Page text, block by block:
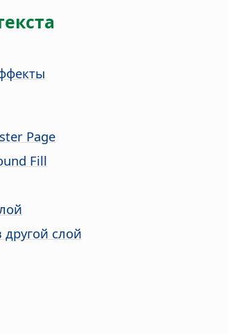
Page
Fill
слой